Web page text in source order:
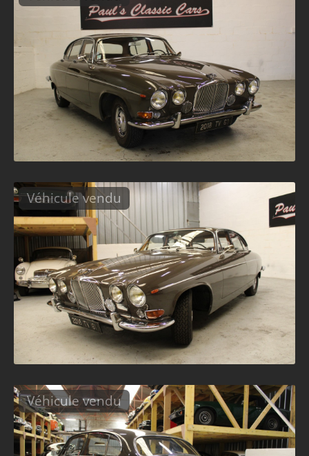
Véhicule vendu
Véhicule vendu